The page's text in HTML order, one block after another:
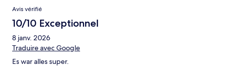
Avis vérifié
10/10 Exceptionnel
8 janv. 2026
Traduire avec Google
Es war alles super.